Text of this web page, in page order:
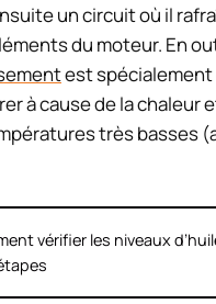
un circuit où il
du moteur. En
est
à cause de la chaleur
très basses
vérifier les niveaux